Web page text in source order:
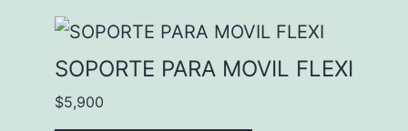
SOPORTE PARA MOVIL FLEXI
$5,900